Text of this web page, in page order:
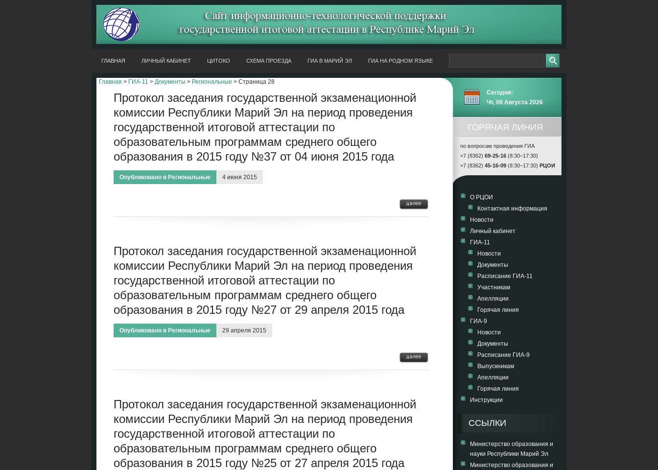
ГЛАВНАЯ ЛИЧНЫЙ КАБИНЕТ ЦИТОКО СХЕМА ПРОЕЗДА ГИА В МАРИЙ ЭЛ ГИА НА РОДНОМ ЯЗЫКЕ
Главная > ГИА-11 > Документы > Региональные > Страница 28
Протокол заседания государственной экзаменационной
комиссии Республики Марий Эл на период проведения
государственной итоговой аттестации по
образовательным программам среднего общего
образования в 2015 году №37 от 04 июня 2015 года
Опубликовано в Региональные 4 июня 2015
Протокол заседания государственной экзаменационной
комиссии Республики Марий Эл на период проведения
государственной итоговой аттестации по
образовательным программам среднего общего
образования в 2015 году №27 от 29 апреля 2015 года
Опубликовано в Региональные 29 апреля 2015
Протокол заседания государственной экзаменационной
комиссии Республики Марий Эл на период проведения
государственной итоговой аттестации по
образовательным программам среднего общего
образования в 2015 году №25 от 27 апреля 2015 года
Сегодня:
Чт, 06 Августа 2026
ГОРЯЧАЯ ЛИНИЯ
по вопросам проведения ГИА
+7 (8362) 69-25-16 (8:30–17:30)
+7 (8362) 45-16-09 (8:30–17:30) РЦОИ
О РЦОИ
Контактная информация
Новости
Личный кабинет
ГИА-11
Новости
Документы
Расписание ГИА-11
Участникам
Апелляции
Горячая линия
ГИА-9
Новости
Документы
Расписание ГИА-9
Выпускникам
Апелляции
Горячая линия
Инструкции
ССЫЛКИ
Министерство образования и
науки Республики Марий Эл
Министерство образования и